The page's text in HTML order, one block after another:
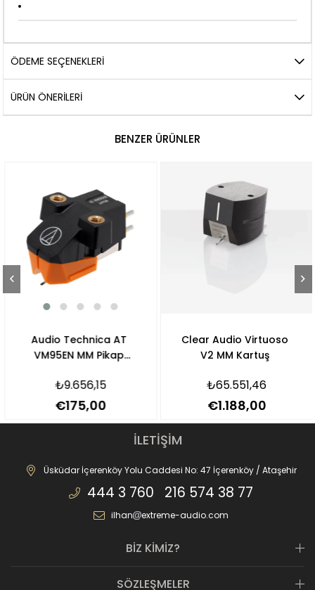
ÖDEME SEÇENEKLERI
ÜRÜN ÖNERILERI
BENZER ÜRÜNLER
Audio Technica AT
VM95EN MM Pikap
₺9.656,15
€175,00
Clear Audio Virtuoso
V2 MM Kartuş
₺65.551,46
€1.188,00
İLETİŞİM
Üsküdar İçerenköy Yolu Caddesi No: 47 İçerenköy / Ataşehir
444 3 760 216 574 38 77
ilhan extreme-audio.com
BİZ KİMİZ?
SÖZLEŞMELER